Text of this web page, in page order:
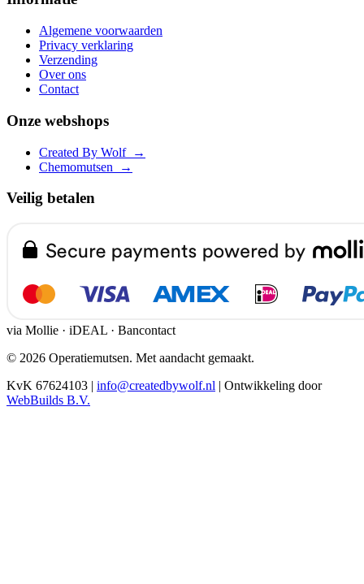
Algemene voorwaarden
Privacy verklaring
Verzending
Over ons
Contact
Onze webshops
Created By Wolf →
Chemomutsen
→
Veilig betalen
via Mollie · iDEAL · Bancontact
© 2026 Operatiemutsen. Met aandacht gemaakt.
KvK 67624103 | info@createdbywolf.nl | Ontwikkeling door
WebBuilds B.V.